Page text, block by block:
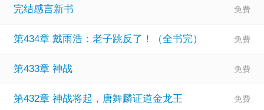
完结感言新书
第434章 戴雨浩：老子跳反了！（全书完）
第433章 神战
第432章 神战将起，唐舞麟证道金龙王